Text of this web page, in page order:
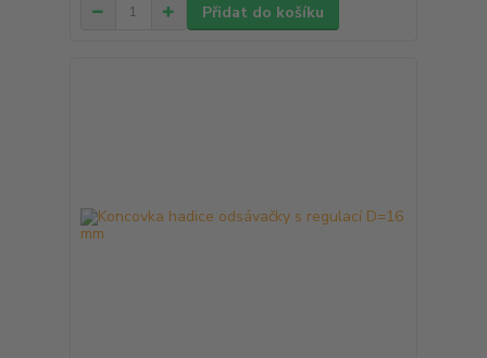
Přidat do košíku